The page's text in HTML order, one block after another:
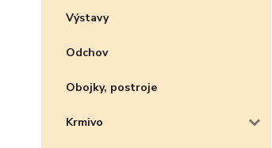
Výstavy
Odchov
Obojky, postroje
Krmivo